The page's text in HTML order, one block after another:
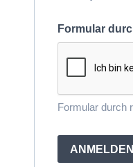
Formular
Formular durch